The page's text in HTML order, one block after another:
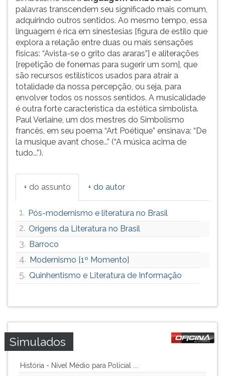
palavras transcendem seu significado mais comum,
adquirindo outros sentidos. Ao mesmo tempo, essa
linguagem é rica em sinestesias [figura de estilo que
explora a relação entre duas ou mais sensações
físicas: “Avista-se o grito das araras”] e aliterações
[repetição de fonemas para sugerir um som], que
são recursos estilísticos usados para atrair a
totalidade da nossa percepção, ou seja, para
envolver todos os nossos sentidos. A musicalidade
é outra forte característica da estética simbolista.
Paul Verlaine, um dos mestres do Simbolismo
francês, em seu poema “Art Poétique” ensinava: “De
la musique avant chose...” (“A música acima de
tudo...”).
+ do assunto + do autor
1. Pós-modernismo e literatura no Brasil
2. Origens da Literatura no Brasil
3. Barroco
4. Modernismo [1º Momento]
5. Quinhentismo e Literatura de Informação
Simulados
História - Nível Médio para Polícial ...